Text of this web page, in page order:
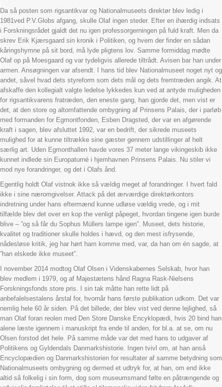
Da så posten som rigsantikvar og Nationalmuseets direktør blev ledig i
1981ved P.V.Globs afgang, skulle Olaf ingen steder. Efter en ihærdig indsats
i Forskningsrådet gjaldt det nu igen professorgerningen på fuld kraft. Men da
skrev Erik Kjærsgaard sin kronik i Politiken, og hvem der finder en sådan
kåringshymne på sit bord, må lyde pligtens lov. Samme formiddag mødte
Olaf op på Moesgaard og var tydeligvis allerede tiltrådt. Avisen bar han under
armen. Ansøgningen var afsendt. I hans tid blev Nationalmuseet noget nyt og
andet, såvel hvad dets styreform som dets mål og dets fremtræden angik. At
afskaffe den kollegialt valgte ledelse lykkedes kun ved at antyde muligheden
for rigsantikvarens fratræden, den eneste gang, han gjorde det, men vist er
det, at den store og altomfattende ombygning af Prinsens Palais, der i parløb
med formanden for Egmontfonden, Esben Dragsted, der var en afgørende
kraft i sagen, blev afsluttet 1992, var en bedrift, der sikrede museets
mulighed for at kunne tiltrække sine gæster gennem udstillinger af helt
særlig art. Uden Egmonthallen havde vores 37 meter lange vikingeskib ikke
kunnet indlede sin Europaturné i hjemhavnen Prinsens Palais. Nu stiler vi
mod nye forandringer, og det i Olafs ånd.
Egentlig holdt Olaf vistnok ikke så vældig meget af forandringer. I hvert fald
ikke i sine næromgivelser. Attack på det ærværdige direktørkontors
indretning under hans eftermænd kunne udløse vældig vrede, og i mit
tilfælde blev det over en kop the venligt påpeget, hvordan tingene igen burde
blive – ”og så får du Sophus Müllers lampe igen”. Museet, dets historie,
kvalitet og traditioner skulle holdes i hævd, og den mest isfrysende,
nådesløse kritik, jeg har hørt ham komme med, var, da han om én sagde, at
”han elskede ikke museet”.
I november 2014 modtog Olaf Olsen i Videnskabernes Selskab, hvor han
blev medlem i 1979, og af Majestætens hånd Ragna Rask-Nielsens
Forskningsfonds store pris. I sin tak måtte han rette lidt på
anbefalelsestalens årstal for, hvornår hans første publikation udkom. Det var
nemlig hele 60 år siden. På det billede, der blev vist ved denne lejlighed, så
man Olaf foran reolen med Den Store Danske Encyklopædi, hvis 20 bind han
alene læste igennem i manuskript fra ende til anden, for bl.a. at se, om nu
Olsen forstod det hele. På samme måde var det med hans to udgaver af
Politikens og Gyldendals Danmarkshistorie. Ingen tvivl om, at han anså
Encyclopædien og Danmarkshistorien for resultater af samme betydning som
Nationalmuseets ombygning og dermed et udtryk for, at han, om end ikke
altid så folkelig i sin form, dog som museumsmand følte en påtrængende og